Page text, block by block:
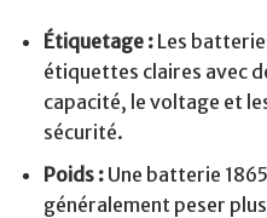
Étiquetage : Les
étiquettes claires avec
capacité, le voltage et
sécurité.
Poids : Une batterie
généralement peser